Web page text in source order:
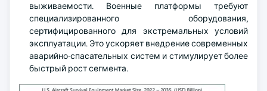
выживаемости. Военные платформы требуют
специализированного оборудования,
сертифицированного для экстремальных условий
эксплуатации. Это ускоряет внедрение современных
аварийно-спасательных систем и стимулирует более
быстрый рост сегмента.